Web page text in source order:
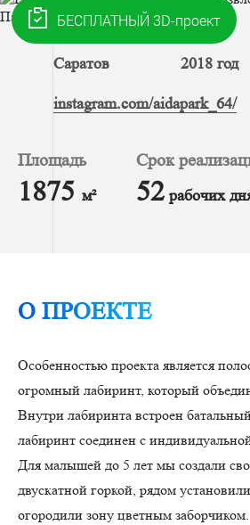
Саратов 2018 год
instagram.com/aidapark_64/
Площадь
1875 м²
Срок
52 рабочих
О ПРОЕКТЕ
Особенностью проекта является
огромный лабиринт, который
Внутри лабиринта встроен
лабиринт соединен с
Для малышей до 5 лет мы создали
двускатной горкой, рядом
огородили зону цветным заборчиком.